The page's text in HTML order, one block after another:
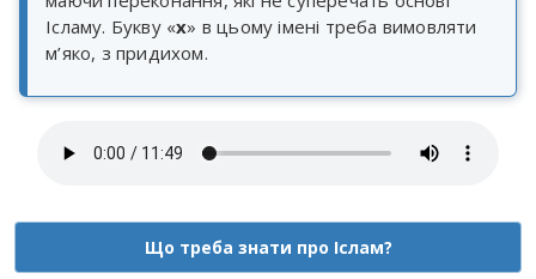
Ісламу. Букву «х» в цьому імені треба вимовляти
м’яко, з придихом.
Що треба знати про Іслам?